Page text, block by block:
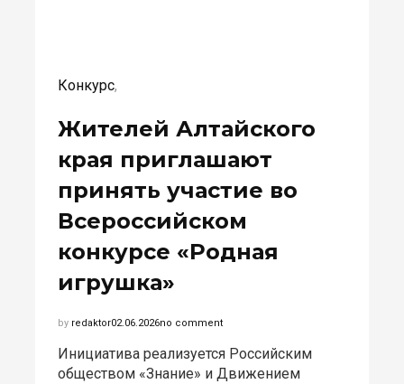
Конкурс,
Жителей Алтайского
края приглашают
принять участие во
Всероссийском
конкурсе «Родная
игрушка»
by redaktor02.06.2026no comment
Инициатива реализуется Российским
обществом «Знание» и Движением